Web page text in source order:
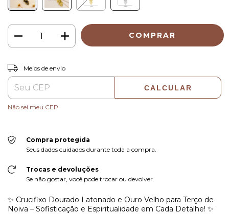
Entregas para o CEP:
Meios de envio
CALCULAR
Não sei meu CEP
Compra protegida
Seus dados cuidados durante toda a compra.
Trocas e devoluções
Se não gostar, você pode trocar ou devolver.
✨ Crucifixo Dourado Latonado e Ouro Velho para Terço de
Noiva – Sofisticação e Espiritualidade em Cada Detalhe! ✨